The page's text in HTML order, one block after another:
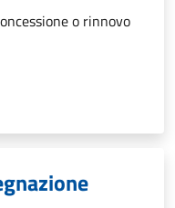
o rinnovo